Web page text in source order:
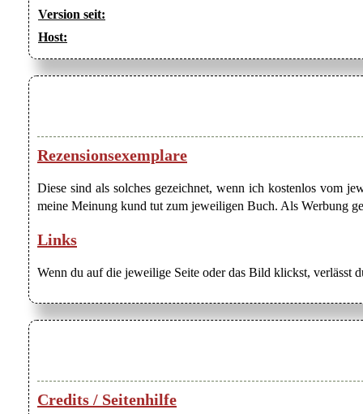
Version seit:
Host:
Rezensionsexemplare
Diese sind als solches gezeichnet, wenn ich kostenlos vom
meine Meinung kund tut zum jeweiligen Buch. Als Werbung
Links
Wenn du auf die jeweilige Seite oder das Bild klickst, verlässt
Credits / Seitenhilfe